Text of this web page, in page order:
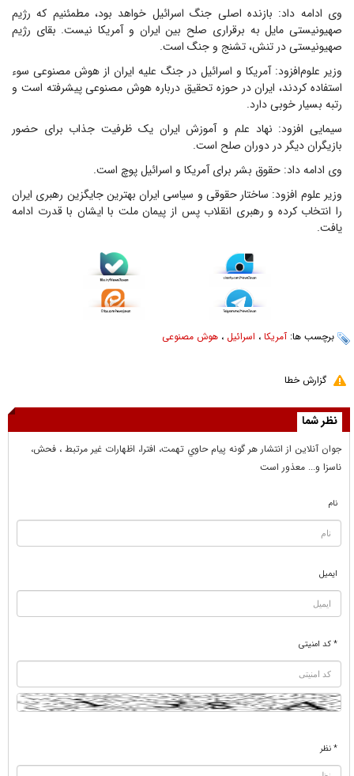
وی ادامه داد: بازنده اصلی جنگ اسرائیل خواهد بود، مطمئنیم که رژیم
صهیونیستی مایل به برقراری صلح بین ایران و آمریکا نیست. بقای رژیم
صهیونیستی در تنش، تشنج و جنگ است.
وزیر علوم‌افزود: آمریکا و اسرائیل در جنگ علیه ایران از هوش مصنوعی سوء
استفاده کردند، ایران در حوزه تحقیق درباره هوش مصنوعی پیشرفته است و
رتبه بسیار خوبی دارد.
سیمایی افزود: نهاد علم و آموزش ایران یک ظرفیت جذاب برای حضور
بازیگران دیگر در دوران صلح است.
وی ادامه داد: حقوق بشر برای آمریکا و اسرائیل پوچ است.
وزیر علوم افزود: ساختار حقوقی و سیاسی ایران بهترین جایگزین رهبری ایران
را انتخاب کرده و رهبری انقلاب پس از پیمان ملت با ایشان با قدرت ادامه
یافت.
برچسب ها: آمریکا ، اسرائیل ، هوش مصنوعی
گزارش خطا
نظر شما
جوان آنلاين از انتشار هر گونه پيام حاوي تهمت، افترا، اظهارات غير مرتبط ، فحش،
ناسزا و... معذور است
نام
ایمیل
* کد امنیتی
* نظر